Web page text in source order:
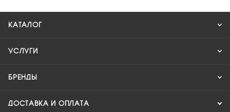
КАТАЛОГ
УСЛУГИ
БРЕНДЫ
ДОСТАВКА И ОПЛАТА